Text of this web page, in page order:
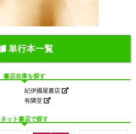
単行本一覧
書店在庫を探す
紀伊國屋書店
有隣堂
ネット書店で探す